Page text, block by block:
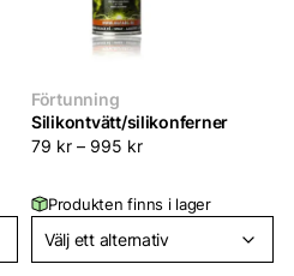
Förtunning
Silikontvätt/silikonferner
79 kr – 995 kr
Produkten finns i lager